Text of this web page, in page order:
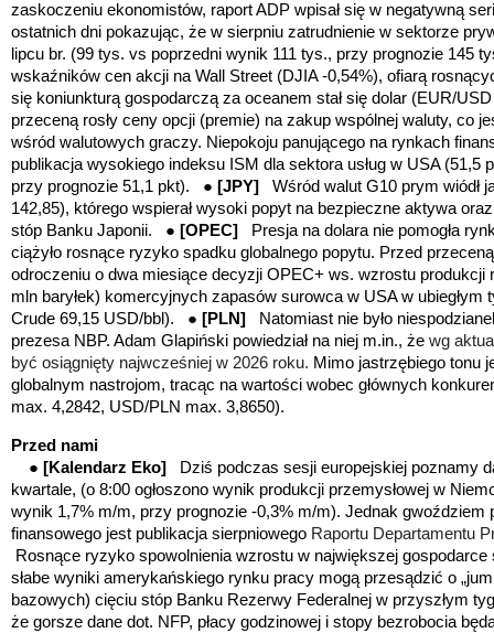
zaskoczeniu ekonomistów, raport ADP wpisał się w negatywną
ostatnich dni pokazując, że w sierpniu zatrudnienie w sektorze
lipcu br. (99 tys. vs poprzedni wynik 111 tys., przy prognozie 145
wskaźników cen akcji na Wall Street (DJIA -0,54%), ofiarą
się koniunkturą gospodarczą za oceanem stał się dolar (EUR/
przeceną rosły ceny opcji (premie) na zakup wspólnej waluty, co
wśród walutowych graczy. Niepokoju panującego na rynkach
publikacja wysokiego indeksu ISM dla sektora usług w USA (51,5
przy prognozie 51,1 pkt).
● [JPY] Wśród walut G10 prym wiódł
142,85), którego wspierał wysoki popyt na bezpieczne aktywa
stóp Banku Japonii. ● [OPEC]
Presja na dolara nie pomogła
ciążyło rosnące ryzyko spadku globalnego popytu. Przed przeceną
odroczeniu o dwa miesiące decyzji OPEC+ ws. wzrostu produkcji
mln baryłek) komercyjnych zapasów surowca w USA w ubiegłym
Crude 69,15 USD/bbl).
● [PLN]
Natomiast nie było
prezesa NBP. Adam Glapiński powiedział na niej m.in., że wg
być osiągnięty najwcześniej w 2026 roku. Mimo jastrzębiego tonu
globalnym nastrojom, tracąc na wartości wobec głównych
max. 4,2842, USD/PLN max. 3,8650).
Przed nami
● [Kalendarz Eko]
Dziś podczas sesji europejskiej poznamy
kwartale, (o 8:00 ogłoszono wynik produkcji przemysłowej w
wynik 1,7% m/m, przy prognozie -0,3% m/m). Jednak gwoździem
finansowego jest publikacja sierpniowego Raportu Departamentu
Rosnące ryzyko spowolnienia wzrostu w największej
słabe wyniki amerykańskiego rynku pracy mogą przesądzić o
bazowych) cięciu stóp Banku Rezerwy Federalnej w przyszłym
że gorsze dane dot. NFP, płacy godzinowej i stopy bezrobocia